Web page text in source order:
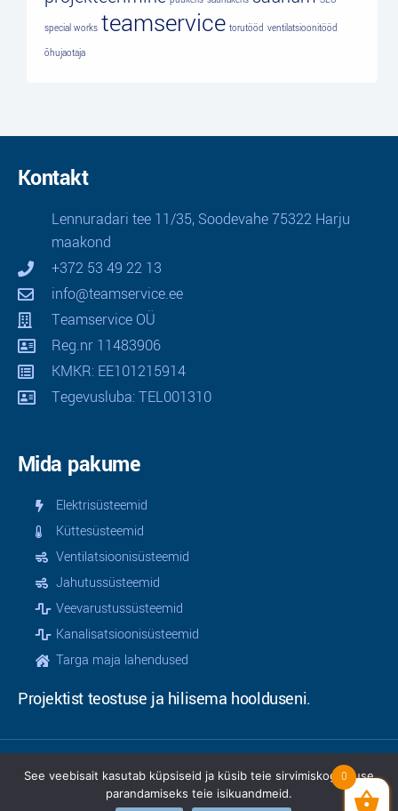
special works teamservice torutööd ventilatsioonitööd
õhujaotaja
Kontakt
Lennuradari tee 11/35, Soodevahe 75322 Harju
maakond
+372 53 49 22 13
info@teamservice.ee
Teamservice OÜ
Reg.nr 11483906
KMKR: EE101215914
Tegevusluba: TEL001310
Mida pakume
Elektrisüsteemid
Küttesüsteemid
Ventilatsioonisüsteemid
Jahutussüsteemid
Veevarustussüsteemid
Kanalisatsioonisüsteemid
Targa maja lahendused
Projektist teostuse ja hilisema hoolduseni.
© 2025 | Teamservice OÜ | Kõik õigused kaitstud |
Privaatsusinfo|Müügitingimused
0
See veebisait kasutab küpsiseid ja küsib teie sirvimiskogemuse
parandamiseks teie isikuandmeid.